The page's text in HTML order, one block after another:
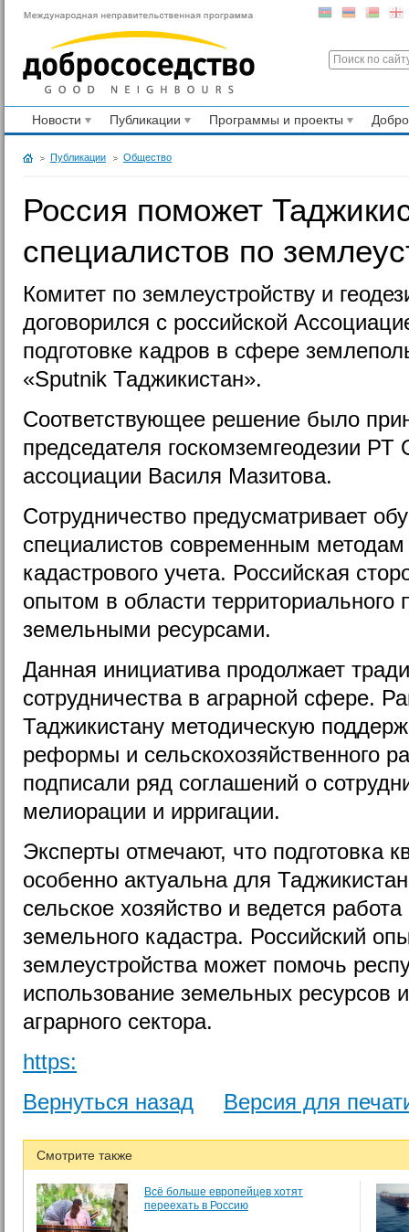
Новости Публикации Программы и проекты
Публикации Общество
Россия поможет
специалистов по
Комитет по землеустройству и
договорился с российской
подготовке кадров в сфере
«Sputnik Таджикистан».
Соответствующее решение было
председателя госкомземгеодезии
ассоциации Василя Мазитова.
Сотрудничество предусматривает
специалистов современным методам
кадастрового учета. Российская
опытом в области территориального
земельными ресурсами.
Данная инициатива продолжает
сотрудничества в аграрной сфере.
Таджикистану методическую
реформы и сельскохозяйственного
подписали ряд соглашений о
мелиорации и ирригации.
Эксперты отмечают, что подготовка
особенно актуальна для
сельское хозяйство и ведется
земельного кадастра. Российский
землеустройства может помочь
использование земельных ресурсов
аграрного сектора.
https:
Вернуться назад
Версия для
Смотрите также
Всё больше европейцев хотят
переехать в Россию